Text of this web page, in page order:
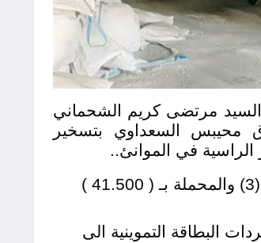
مرتضى كريم الشحماني
محيبس السعداوي بتسخير
الراسية في الموانئ..
والتي رَست في ميناء ام قصر الجنوبي رصيف رقم (3) والمحملة بـ ( 41.500 )
البطاقة التموينية الى